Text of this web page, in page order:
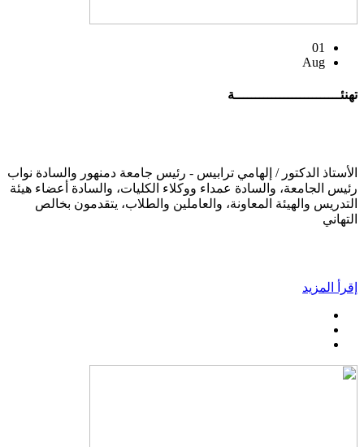
01
Aug
تهنئــــــــــــــــــــــــــة
الأستاذ الدكتور / إلهامي ترابيس - رئيس جامعة دمنهور والسادة نواب
رئيس الجامعة، والسادة عمداء ووكلاء الكليات، والسادة أعضاء هيئة
التدريس والهيئة المعاونة، والعاملين والطلاب، يتقدمون بخالص
التهاني
إقرأ المزيد